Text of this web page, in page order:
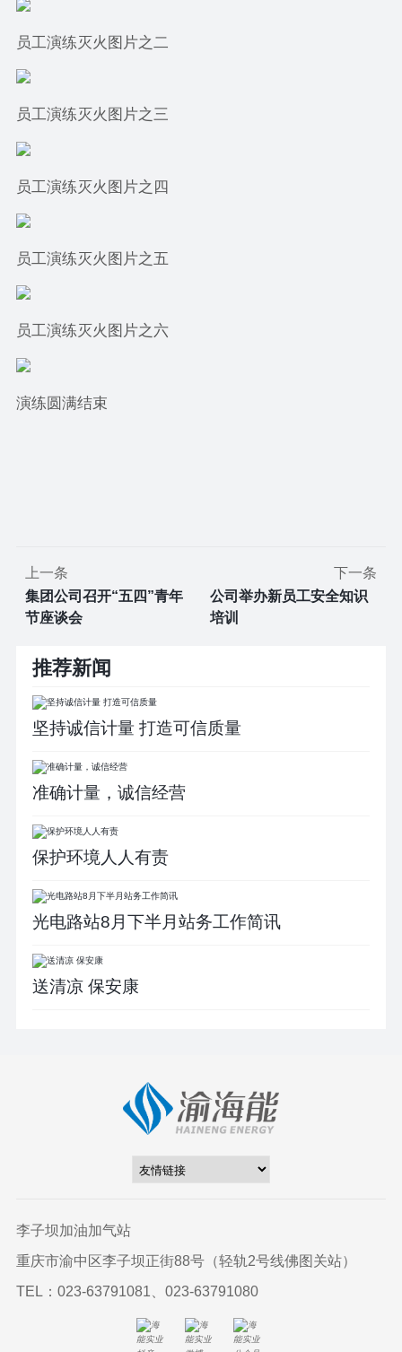
员工演练灭火图片之二
员工演练灭火图片之三
员工演练灭火图片之四
员工演练灭火图片之五
员工演练灭火图片之六
演练圆满结束
上一条
集团公司召开“五四”青年
节座谈会
下一条
公司举办新员工安全知识
培训
推荐新闻
坚持诚信计量 打造可信质量
准确计量，诚信经营
保护环境人人有责
光电路站8月下半月站务工作简讯
送清凉 保安康
李子坝加油加气站
重庆市渝中区李子坝正街88号（轻轨2号线佛图关站）
TEL：023-63791081、023-63791080